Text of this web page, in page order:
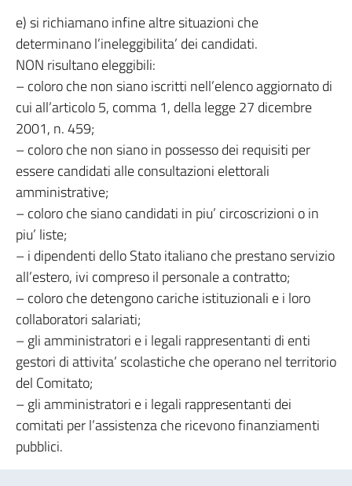
e) si richiamano infine altre situazioni che
determinano l’ineleggibilita’ dei candidati.
NON risultano eleggibili:
– coloro che non siano iscritti nell’elenco aggiornato di
cui all’articolo 5, comma 1, della legge 27 dicembre
2001, n. 459;
– coloro che non siano in possesso dei requisiti per
essere candidati alle consultazioni elettorali
amministrative;
– coloro che siano candidati in piu’ circoscrizioni o in
piu’ liste;
– i dipendenti dello Stato italiano che prestano servizio
all’estero, ivi compreso il personale a contratto;
– coloro che detengono cariche istituzionali e i loro
collaboratori salariati;
– gli amministratori e i legali rappresentanti di enti
gestori di attivita’ scolastiche che operano nel territorio
del Comitato;
– gli amministratori e i legali rappresentanti dei
comitati per l’assistenza che ricevono finanziamenti
pubblici.